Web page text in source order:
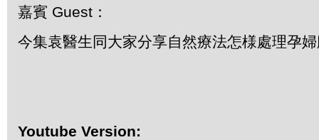
嘉賓 Guest：
今集袁醫生同大家分享自然療法怎様處理孕
Youtube Version: